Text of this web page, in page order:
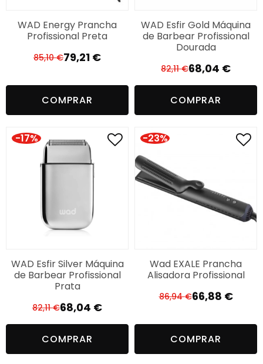
WAD Energy Prancha
Profissional Preta
85,10€ O
era:
79,21 €
O
é:
COMPRAR
WAD Esfir Gold Máquina
de Barbear Profissional
Dourada
82,11€ O
preço
original
era:
68,04 €
O
preço
atual
é:
COMPRAR
-17%
WAD Esfir Silver Máquina
de Barbear Profissional
Prata
82,11€ O
preço
original
era:
68,04 €
O
preço
atual
é:
COMPRAR
-23%
Wad EXALE Prancha
Alisadora Profissional
86,94€ O
era:
66,88 €
O
é:
COMPRAR